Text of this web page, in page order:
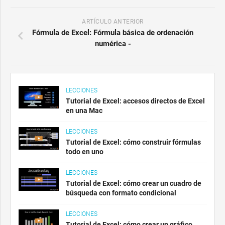
ARTÍCULO ANTERIOR
Fórmula de Excel: Fórmula básica de ordenación
numérica -
LECCIONES
Tutorial de Excel: accesos directos de Excel
en una Mac
LECCIONES
Tutorial de Excel: cómo construir fórmulas
todo en uno
LECCIONES
Tutorial de Excel: cómo crear un cuadro de
búsqueda con formato condicional
LECCIONES